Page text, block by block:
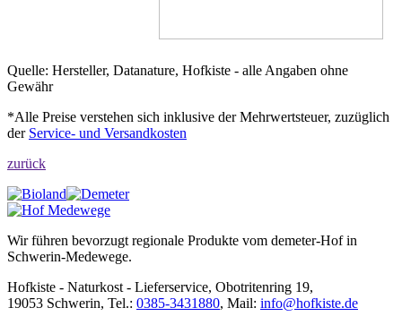
Quelle: Hersteller, Datanature, Hofkiste - alle Angaben ohne
Gewähr
*Alle Preise verstehen sich inklusive der Mehrwertsteuer, zuzüglich
der Service- und Versandkosten
zurück
Wir führen bevorzugt regionale Produkte vom demeter-Hof in
Schwerin-Medewege.
Hofkiste - Naturkost - Lieferservice, Obotritenring 19,
19053 Schwerin, Tel.: 0385-3431880, Mail: info@hofkiste.de